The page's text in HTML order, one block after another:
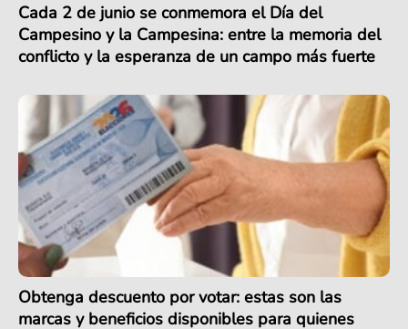
Cada 2 de junio se conmemora el Día del
Campesino y la Campesina: entre la memoria del
conflicto y la esperanza de un campo más fuerte
Obtenga descuento por votar: estas son las
marcas y beneficios disponibles para quienes